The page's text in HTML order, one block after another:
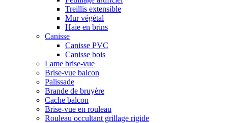
Treillis extensible
Mur végétal
Haie en brins
Canisse
Canisse PVC
Canisse bois
Lame brise-vue
Brise-vue balcon
Palissade
Brande de bruyère
Cache balcon
Brise-vue en rouleau
Rouleau occultant grillage rigide